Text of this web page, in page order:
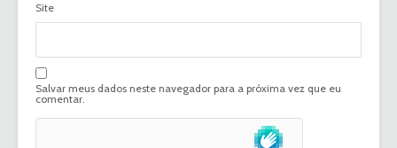
Site
Salvar meus dados neste navegador para a próxima vez que eu
comentar.